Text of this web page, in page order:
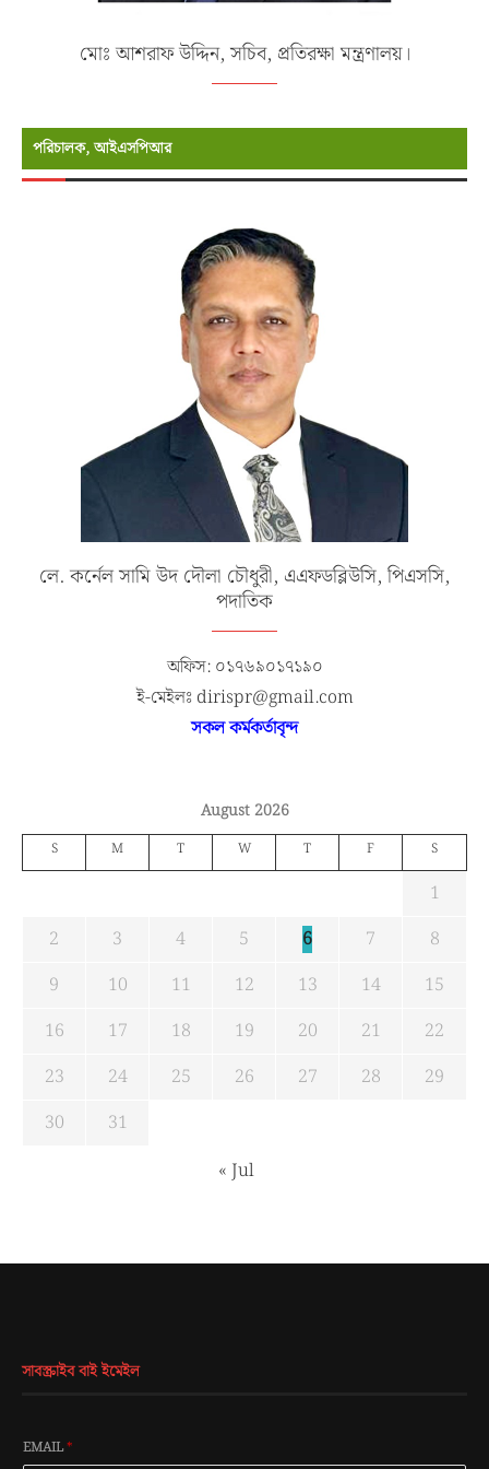
মোঃ আশরাফ উদ্দিন, সচিব, প্রতিরক্ষা মন্ত্রণালয়।
পরিচালক, আইএসপিআর
লে. কর্নেল সামি উদ দৌলা চৌধুরী, এএফডব্লিউসি, পিএসসি,
পদাতিক
অফিস: ০১৭৬৯০১৭১৯০
ই-মেইলঃ dirispr@gmail.com
সকল কর্মকর্তাবৃন্দ
August 2026
S M T W T F S
1
2
3 4 5 6 7
8
9
10 11 12 13 14
15
16
17 18 19 20 21
22
23
24 25 26 27 28
29
30
31
« Jul
সাবস্ক্রাইব বাই ইমেইল
EMAIL*